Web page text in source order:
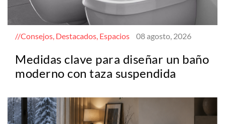
Consejos, Destacados, Espacios 08 agosto, 2026
Medidas clave para diseñar un baño
moderno con taza suspendida